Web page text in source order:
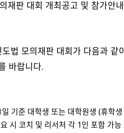
재판 대회 개최공고 및 참가안내
법 모의재판 대회가 다음과 같
바랍니다.
기준 대학생 또는 대학원생 (휴학
시 코치 및 리서처 각 1인 포함 가능